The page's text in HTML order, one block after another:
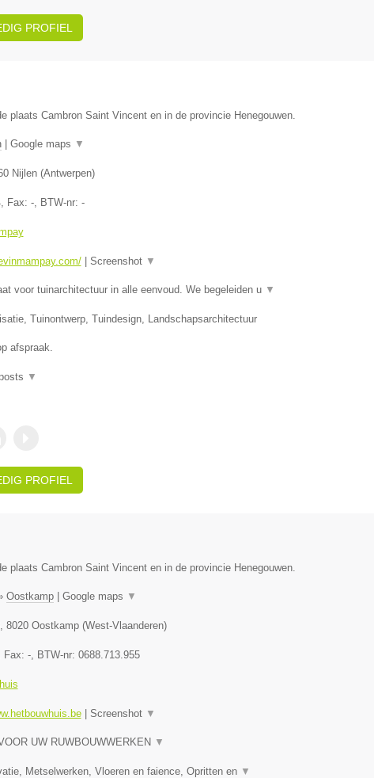
PROFIEL
plaats Cambron Saint Vincent en in de provincie Henegouwen.
| Google maps ▼
Nijlen(Antwerpen)
, Fax: -, BTW-nr: -
| Screenshot ▼
voor tuinarchitectuur in alle eenvoud. We begeleiden u ▼
Tuinontwerp, Tuindesign, Landschapsarchitectuur
afspraak.
▼
PROFIEL
plaats Cambron Saint Vincent en in de provincie Henegouwen.
Oostkamp| Google maps ▼
, 8020 Oostkamp(West-Vlaanderen)
Fax: -, BTW-nr: 0688.713.955
| Screenshot ▼
UW RUWBOUWWERKEN ▼
Metselwerken, Vloeren en faience, Opritten en ▼